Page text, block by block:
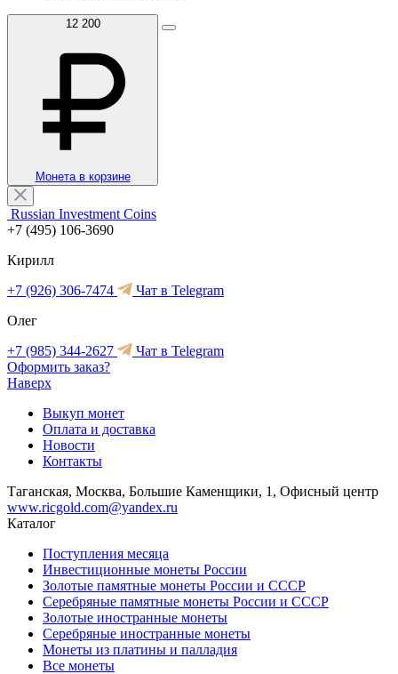
12 200
Монета в корзине
Russian Investment Coins
+7 (495) 106-3690
Кирилл
+7 (926) 306-7474
Чат в Telegram
Олег
+7 (985) 344-2627
Чат в Telegram
Оформить заказ?
Наверх
Выкуп монет
Оплата и доставка
Новости
Контакты
Таганская, Москва, Большие Каменщики, 1, Офисный центр
www.ricgold.com@yandex.ru
Каталог
Поступления месяца
Инвестиционные монеты России
Золотые памятные монеты России и СССР
Серебряные памятные монеты России и СССР
Золотые иностранные монеты
Серебряные иностранные монеты
Монеты из платины и палладия
Все монеты